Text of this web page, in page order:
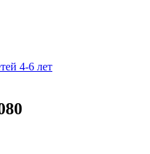
4-6 лет